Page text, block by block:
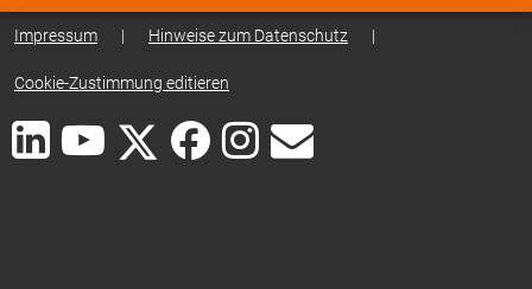
Impressum | Hinweise zum Datenschutz |
Cookie-Zustimmung editieren